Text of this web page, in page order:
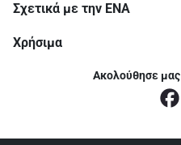
Σχετικά με την ΕΝΑ
Χρήσιμα
Ακολούθησε